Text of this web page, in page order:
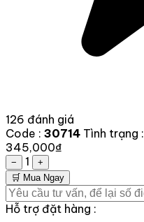
126 đánh giá
Code : 30714 Tình trạng :
345,000₫
− 1
+
🛒 Mua Ngay
Hỗ trợ đặt hàng :